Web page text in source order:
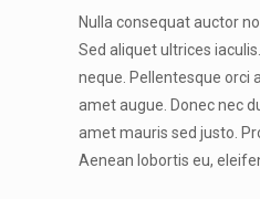
Nulla consequat auctor
Sed aliquet ultrices
neque. Pellentesque orci
amet augue. Donec nec
amet mauris sed justo.
Aenean lobortis eu,